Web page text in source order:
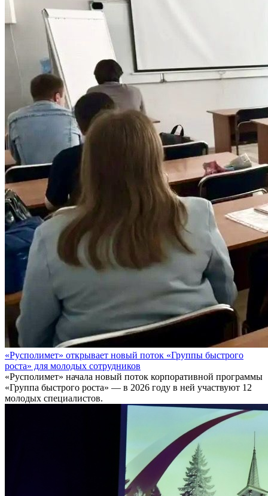
«Русполимет» открывает новый поток «Группы быстрого
роста» для молодых сотрудников
«Русполимет» начала новый поток корпоративной программы
«Группа быстрого роста» — в 2026 году в ней участвуют 12
молодых специалистов.